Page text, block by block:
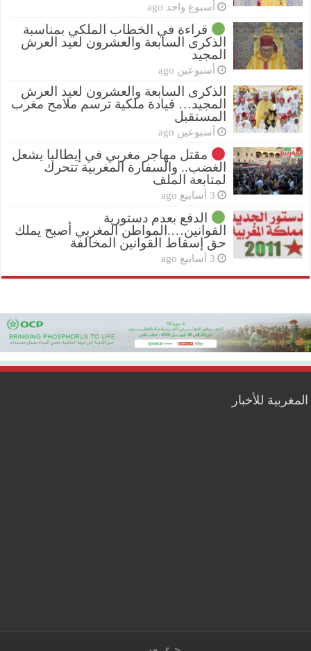
أسبوع واحد ago
قراءة في الخطاب الملكي بمناسبة
الذكرى السابعة والعشرون لعيد العرش
المجيد
أسبوعين ago
الذكرى السابعة والعشرون لعيد العرش
المجيد… قيادة ملكية ترسم ملامح مغرب
المستقبل
أسبوعين ago
مقتل مهاجر مغربي في إيطاليا يشعل
الغضب.. والسفارة المغربية تتحرك
لمتابعة الملف
3 أسابيع ago
الدفع بعدم دستورية
القوانين….المواطن المغربي أصبح يملك
حق إسقاط القوانين المخالفة
3 أسابيع ago
المغربية للأخبار